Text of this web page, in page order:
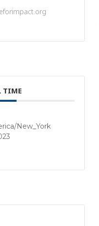
TIME
New_York